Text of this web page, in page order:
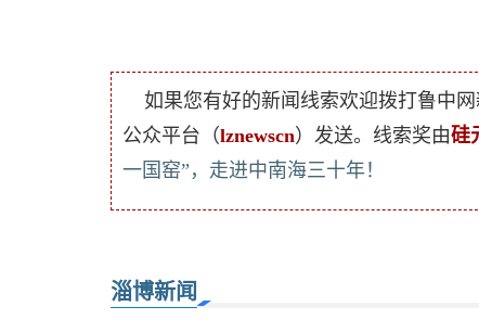
如果您有好的新闻线索欢迎拨打鲁中网
公众平台（lznewscn）发送。线索奖由硅
一国窑”，走进中南海三十年！
淄博新闻